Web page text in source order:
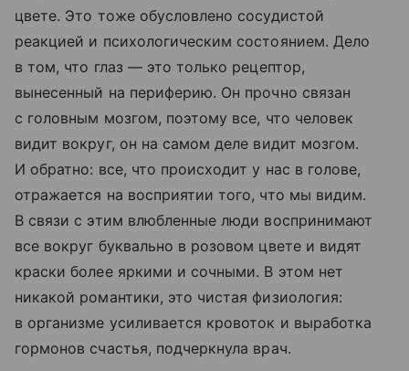
цвете. Это тоже обусловлено сосудистой
реакцией и психологическим состоянием. Дело
в том, что глаз — это только рецептор,
вынесенный на периферию. Он прочно связан
с головным мозгом, поэтому все, что человек
видит вокруг, он на самом деле видит мозгом.
И обратно: все, что происходит у нас в голове,
отражается на восприятии того, что мы видим.
В связи с этим влюбленные люди воспринимают
все вокруг буквально в розовом цвете и видят
краски более яркими и сочными. В этом нет
никакой романтики, это чистая физиология:
в организме усиливается кровоток и выработка
гормонов счастья, подчеркнула врач.